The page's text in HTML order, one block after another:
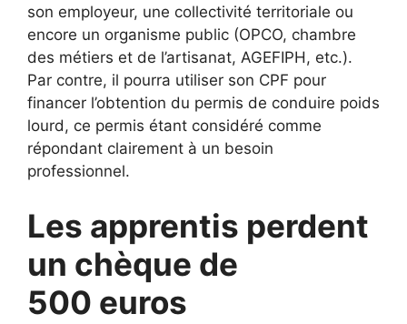
son employeur, une collectivité territoriale ou
encore un organisme public (OPCO, chambre
des métiers et de l’artisanat, AGEFIPH, etc.).
Par contre, il pourra utiliser son CPF pour
financer l’obtention du permis de conduire poids
lourd, ce permis étant considéré comme
répondant clairement à un besoin
professionnel.
Les apprentis perdent
un chèque de
500 euros